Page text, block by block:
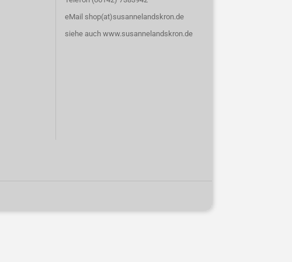
eMail shop(at)susannelandskron.de
siehe auch www.susannelandskron.de